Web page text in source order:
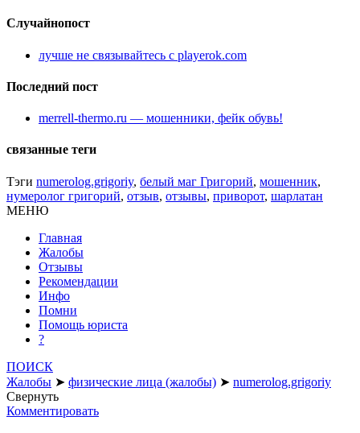
Случайнопост
лучше не связывайтесь с playerok.com
Последний пост
merrell-thermo.ru — мошенники, фейк обувь!
связанные теги
Тэги numerolog.grigoriy, белый маг Григорий, мошенник,
нумеролог григорий, отзыв, отзывы, приворот, шарлатан
МЕНЮ
Главная
Жалобы
Отзывы
Рекомендации
Инфо
Помни
Помощь юриста
?
ПОИСК
Жалобы ➤ физические лица (жалобы) ➤ numerolog.grigoriy
Свернуть
Комментировать